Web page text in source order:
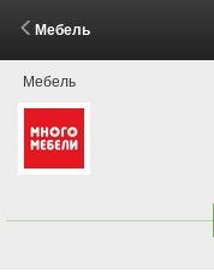
Мебель
Мебель